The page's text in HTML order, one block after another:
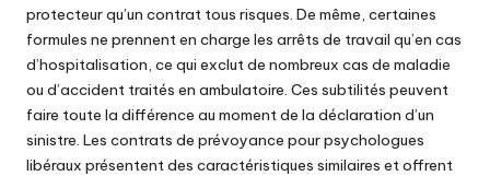
protecteur qu’un contrat tous risques. De même, certaines
formules ne prennent en charge les arrêts de travail qu’en cas
d’hospitalisation, ce qui exclut de nombreux cas de maladie
ou d’accident traités en ambulatoire. Ces subtilités peuvent
faire toute la différence au moment de la déclaration d’un
sinistre. Les contrats de prévoyance pour psychologues
libéraux présentent des caractéristiques similaires et offrent